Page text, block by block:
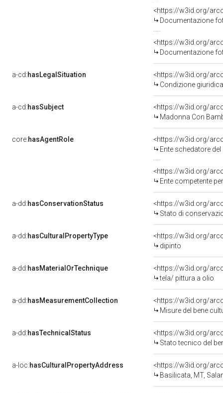
Documentazione
Documentazione
a-cd:hasLegalSituation
Condizione
a-cd:hasSubject
<https://w3id.org/
Madonna Con
core:hasAgentRole
<https://w3id.org/
Ente schedatore
<https://w3id.org/
Ente competente per
a-dd:hasConservationStatus
<https://w3id.org/
Stato di
a-dd:hasCulturalPropertyType
<https://w3id.org/
dipinto
a-dd:hasMaterialOrTechnique
<https://w3id.org/
tela/ pittura a olio
a-dd:hasMeasurementCollection
<https://w3id.org/
Misure del bene
a-dd:hasTechnicalStatus
<https://w3id.org/
Stato tecnico del
a-loc:hasCulturalPropertyAddress
<https://w3id.org/
Basilicata, MT,